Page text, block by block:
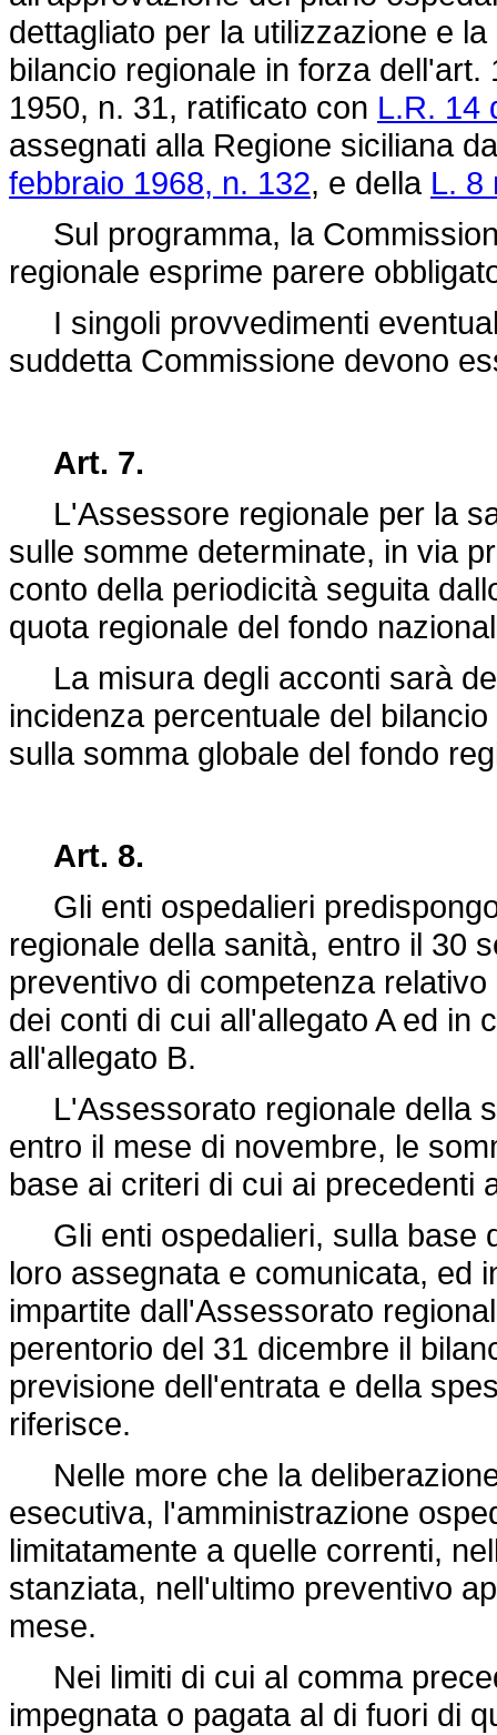
dettagliato per la utilizzazione e
bilancio regionale in forza
1950, n. 31, ratificato con L.R. 14
assegnati alla Regione siciliana
febbraio 1968, n. 132, e della L. 8
Sul programma, la
regionale esprime parere
I singoli provvedimenti
suddetta Commissione devono
Art. 7.
L'Assessore regionale per la
sulle somme determinate, in via
conto della periodicità seguita
quota regionale del fondo
La misura degli acconti sarà
incidenza percentuale del
sulla somma globale del fondo
Art. 8.
Gli enti ospedalieri
regionale della sanità, entro il 30
preventivo di competenza
dei conti di cui all'allegato A ed in
all'allegato B.
L'Assessorato regionale della
entro il mese di novembre, le
base ai criteri di cui ai precedenti
Gli enti ospedalieri, sulla base
loro assegnata e comunicata, ed
impartite dall'Assessorato
perentorio del 31 dicembre il
previsione dell'entrata e della
riferisce.
Nelle more che la
esecutiva, l'amministrazione
limitatamente a quelle correnti,
stanziata, nell'ultimo preventivo
mese.
Nei limiti di cui al comma
impegnata o pagata al di fuori di